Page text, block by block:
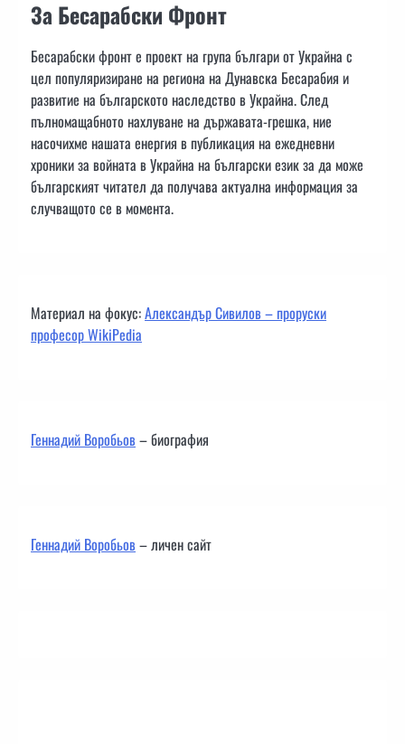
За Бесарабски Фронт
Бесарабски фронт е проект на група българи от Украйна с
цел популяризиране на региона на Дунавска Бесарабия и
развитие на българското наследство в Украйна. След
пълномащабното нахлуване на държавата-грешка, ние
насочихме нашата енергия в публикация на ежедневни
хроники за войната в Украйна на български език за да може
българският читател да получава актуална информация за
случващото се в момента.
Материал на фокус:Александър Сивилов – проруски
професор WikiPedia
Геннадий Воробьов– биография
Геннадий Воробьов– личен сайт